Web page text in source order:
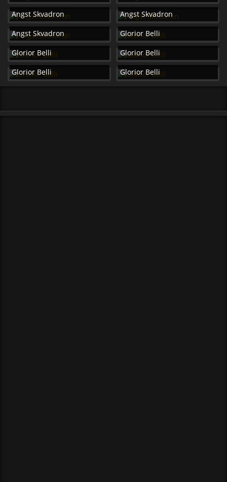
Angst Skvadron
Angst Skvadron
Angst Skvadron
Glorior Belli
Glorior Belli
Glorior Belli
Glorior Belli
Glorior Belli